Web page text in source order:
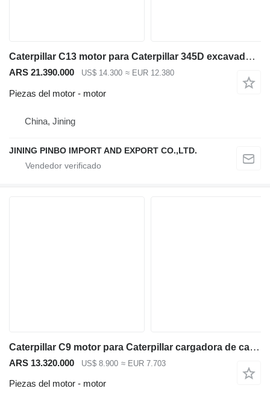
Caterpillar C13 motor para Caterpillar 345D excavadora midi
ARS 21.390.000 US$ 14.300 ≈ EUR 12.380
Piezas del motor - motor
China, Jining
JINING PINBO IMPORT AND EXPORT CO.,LTD.
Caterpillar C9 motor para Caterpillar cargadora de cadenas
ARS 13.320.000 US$ 8.900 ≈ EUR 7.703
Piezas del motor - motor